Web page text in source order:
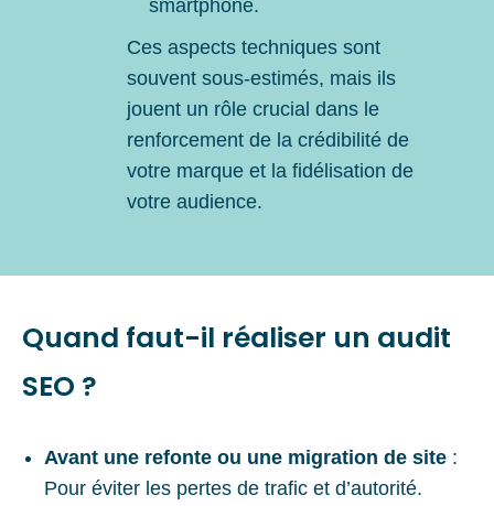
smartphone.
Ces aspects techniques sont
souvent sous-estimés, mais ils
jouent un rôle crucial dans le
renforcement de la crédibilité de
votre marque et la fidélisation de
votre audience.
Quand faut-il réaliser un audit
SEO ?
Avant une refonte ou une migration de site :
Pour éviter les pertes de trafic et d’autorité.